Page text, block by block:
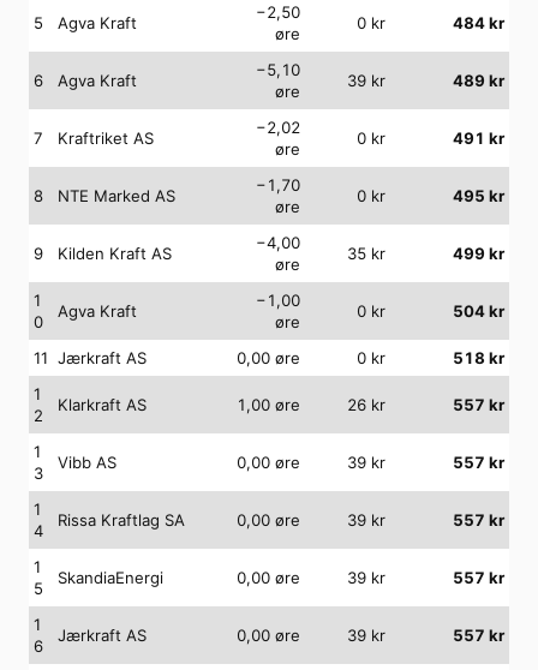
5 Agva Kraft
−2,50
øre
0 kr 484kr
6 Agva Kraft
−5,10
øre
39 kr 489 kr
7 Kraftriket AS
−2,02
øre
0 kr 491 kr
8 NTE Marked AS
−1,70
øre
0 kr 495 kr
9 Kilden Kraft AS
−4,00
øre
35 kr 499 kr
1
0
Agva Kraft
−1,00
øre
0 kr 504kr
11 Jærkraft AS 0,00 øre 0 kr 518 kr
1
2
Klarkraft AS 1,00 øre 26 kr 557 kr
1
3
Vibb AS 0,00 øre 39 kr 557 kr
1
4
Rissa Kraftlag SA 0,00 øre 39 kr 557 kr
1
5
SkandiaEnergi 0,00 øre 39 kr 557 kr
1
6
Jærkraft AS 0,00 øre 39 kr 557 kr